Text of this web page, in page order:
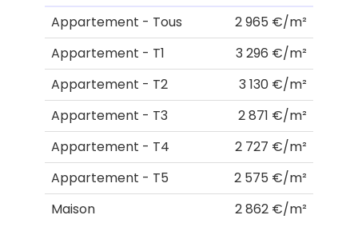
Appartement - Tous
2 965 €/m²
Appartement - T1
3 296 €/m²
Appartement - T2
3 130 €/m²
Appartement - T3
2 871 €/m²
Appartement - T4
2 727 €/m²
Appartement - T5
2 575 €/m²
Maison
2 862 €/m²